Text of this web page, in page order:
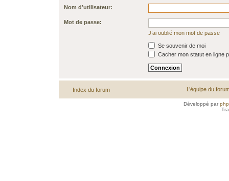
Nom d’utilisateur:
Mot de passe:
J’ai oublié mon mot de passe
Se souvenir de moi
Cacher mon statut en ligne
Index du forum L’équipe du
Développé par